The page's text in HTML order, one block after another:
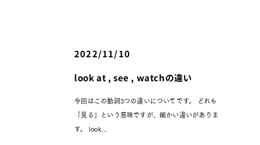
2022/11/10
look at , see , watchの違い
今回はこの動詞3つの違いについてです。 どれも
「見る」という意味ですが、細かい違いがありま
す。 look...